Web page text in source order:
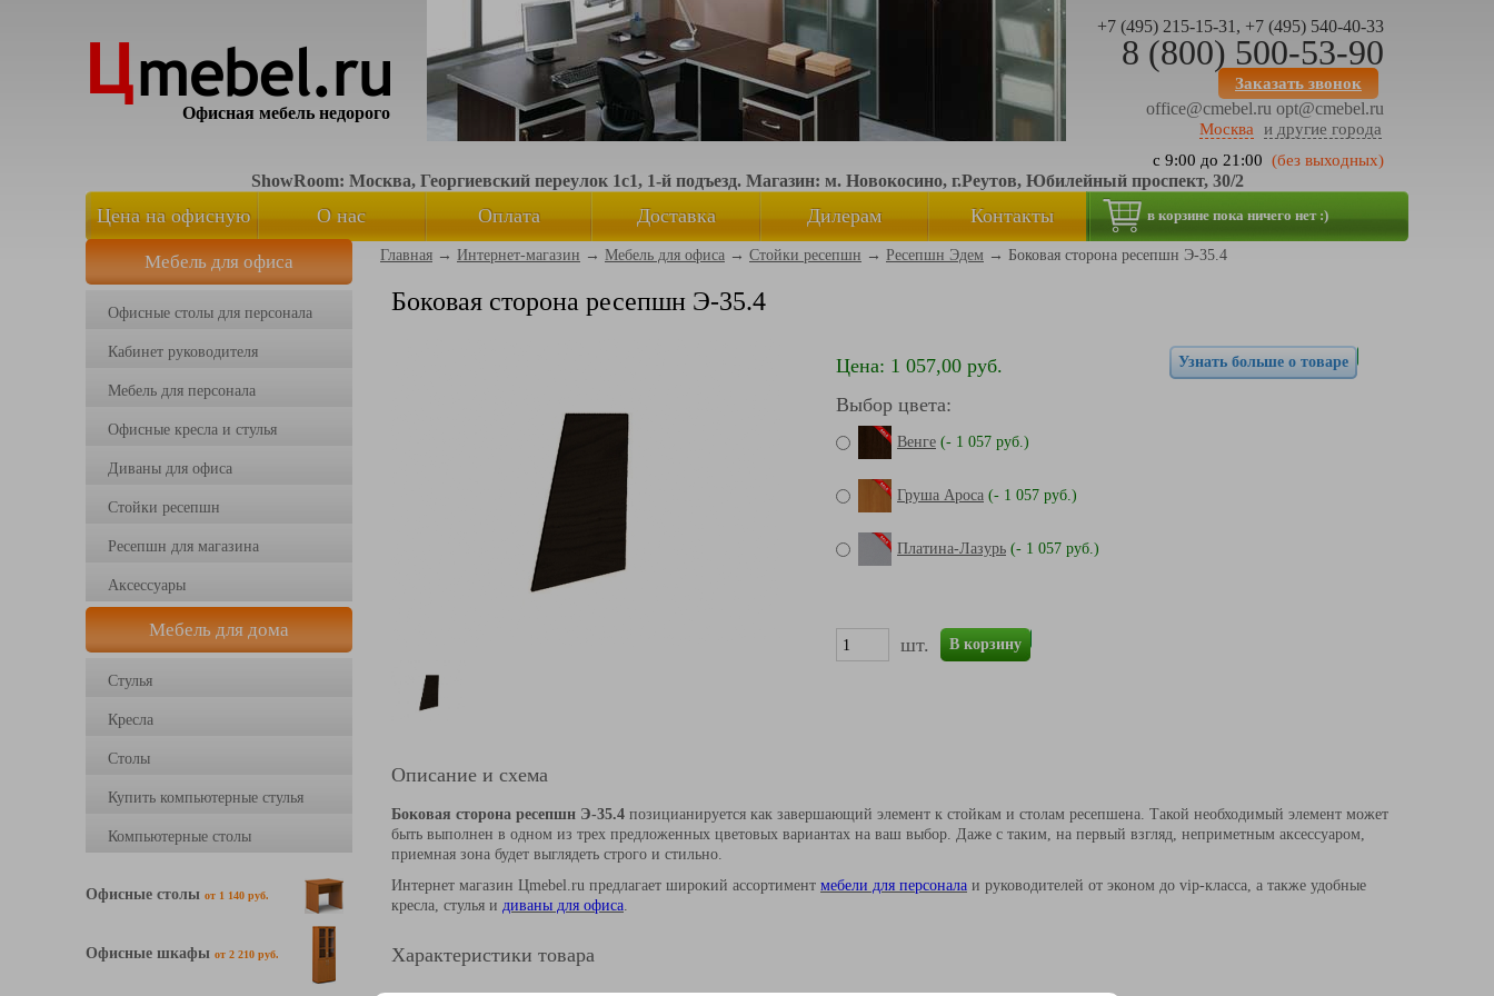
Офисная мебель недорого
+7 (495) 215-15-31, +7 (495) 540-40-33
8 (800) 500-53-90
Заказать звонок
office@cmebel.ru opt@cmebel.ru
Москва
и другие города
с 9:00 до 21:00 (без выходных)
ShowRoom: Москва, Георгиевский переулок 1с1, 1-й подъезд. Магазин: м. Новокосино, г.Реутов, Юбилейный проспект, 30/2
Цена на офисную
мебель
О нас Оплата Доставка Дилерам Контакты в корзине пока ничего нет :)
Мебель для офиса
Офисные столы для персонала
Кабинет руководителя
Мебель для персонала
Офисные кресла и стулья
Диваны для офиса
Стойки ресепшн
Ресепшн для магазина
Аксессуары
Мебель для дома
Стулья
Кресла
Столы
Купить компьютерные стулья
Компьютерные столы
Офисные столы от 1 140 руб.
Офисные шкафы от 2 210 руб.
Главная → Интернет-магазин → Мебель для офиса → Стойки ресепшн → Ресепшн Эдем → Боковая сторона ресепшн Э-35.4
Боковая сторона ресепшн Э-35.4
Цена: 1 057,00 руб.
Выбор цвета:
Венге (- 1 057 руб.)
Груша Ароса (- 1 057 руб.)
Платина-Лазурь (- 1 057 руб.)
шт. В корзину
Узнать больше о товаре
Описание и схема
Боковая сторона ресепшн Э-35.4 позицианируется как завершающий элемент к стойкам и столам ресепшена. Такой необходимый элемент может
быть выполнен в одном из трех предложенных цветовых вариантах на ваш выбор. Даже с таким, на первый взгляд, неприметным аксессуаром,
приемная зона будет выглядеть строго и стильно.
Интернет магазин Цmebel.ru предлагает широкий ассортимент мебели для персонала и руководителей от эконом до vip-класса, а также удобные
кресла, стулья и диваны для офиса.
Характеристики товара